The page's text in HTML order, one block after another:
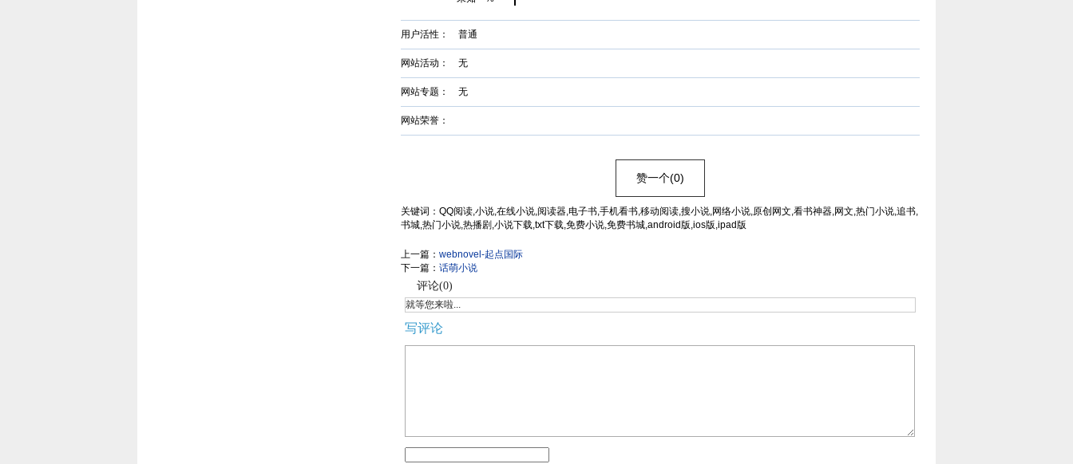
用户活性： 普通
网站活动： 无
网站专题： 无
网站荣誉：
赞一个(0)
关键词：QQ阅读,小说,在线小说,阅读器,电子书,手机看书,移动阅读,搜小说,网络小说,原创网文,看书神器,网文,热门小说,追书,
书城,热门小说,热播剧,小说下载,txt下载,免费小说,免费书城,android版,ios版,ipad版
上一篇： webnovel-起点国际
下一篇： 话萌小说
评论(0)
就等您来啦...
写评论